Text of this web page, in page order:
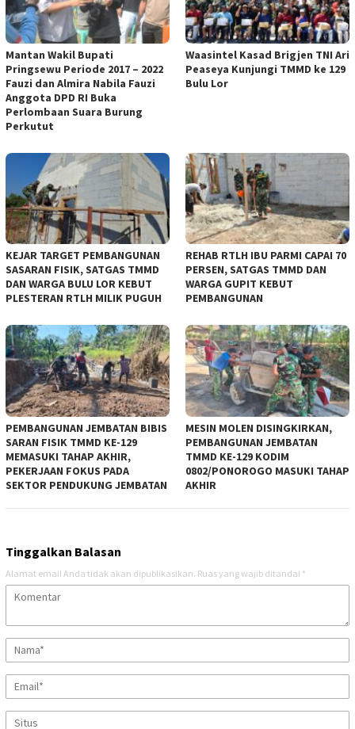
Mantan Wakil Bupati
Pringsewu Periode 2017 – 2022
Fauzi dan Almira Nabila Fauzi
Anggota DPD RI Buka
Perlombaan Suara Burung
Perkutut
Waasintel Kasad Brigjen TNI Ari
Peaseya Kunjungi TMMD ke 129
Bulu Lor
KEJAR TARGET PEMBANGUNAN
SASARAN FISIK, SATGAS TMMD
DAN WARGA BULU LOR KEBUT
PLESTERAN RTLH MILIK PUGUH
REHAB RTLH IBU PARMI CAPAI 70
PERSEN, SATGAS TMMD DAN
WARGA GUPIT KEBUT
PEMBANGUNAN
PEMBANGUNAN JEMBATAN BIBIS
SARAN FISIK TMMD KE-129
MEMASUKI TAHAP AKHIR,
PEKERJAAN FOKUS PADA
SEKTOR PENDUKUNG JEMBATAN
MESIN MOLEN DISINGKIRKAN,
PEMBANGUNAN JEMBATAN
TMMD KE-129 KODIM
0802/PONOROGO MASUKI TAHAP
AKHIR
Tinggalkan Balasan
Alamat email Anda tidak akan dipublikasikan. Ruas yang wajib ditandai *